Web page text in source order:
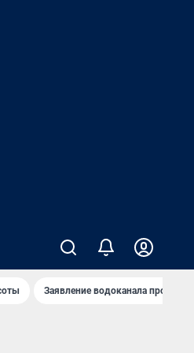
Заявление водоканала про